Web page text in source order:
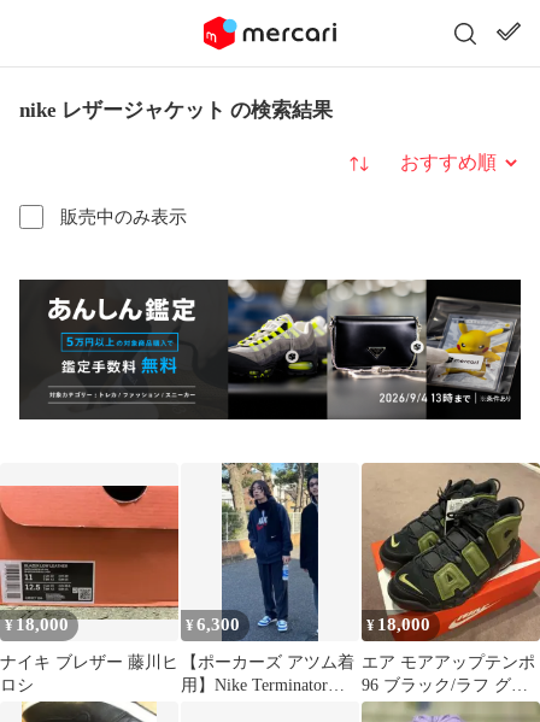
nike レザージャケット の検索結果
販売中のみ表示
並び替え
¥18,000
ナイキ ブレザー 藤川ヒ
ロシ
¥6,300
【ポーカーズ アツム着
用】Nike Terminator
¥ 18,000
エア モアアップテンポ
96 ブラック/ラフ グリ
ーン-ピルグリム 28cm